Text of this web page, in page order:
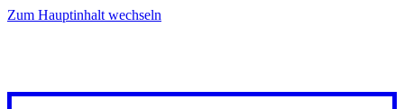
Zum Hauptinhalt wechseln